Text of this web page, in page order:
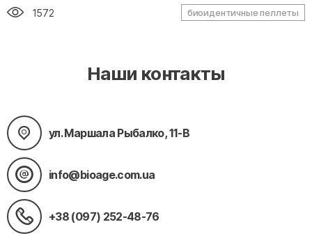
1572 биоидентичные пеллеты
Наши контакты
ул. Маршала Рыбалко, 11-В
info@bioage.com.ua
+38 (097) 252-48-76